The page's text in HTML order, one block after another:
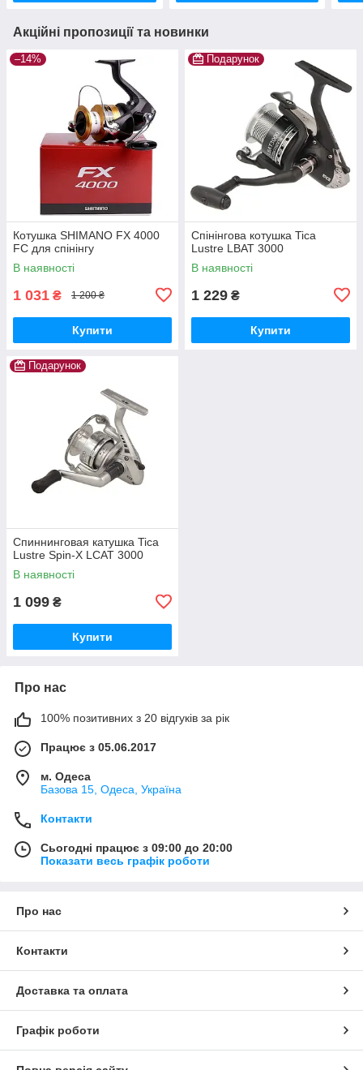
Акційні пропозиції та новинки
–14%
Котушка SHIMANO FX 4000
FC для спінінгу
В наявності
1 031 ₴ 1 200 ₴
Купити
Подарунок
Спінінгова котушка Tica
Lustre LBAT 3000
В наявності
1 229 ₴
Купити
Подарунок
Спиннинговая катушка Tica
Lustre Spin-X LCAT 3000
В наявності
1 099 ₴
Купити
Про нас
100% позитивних з 20 відгуків за рік
Працює з 05.06.2017
м. Одеса
Базова 15, Одеса, Україна
Контакти
Сьогодні працює з 09:00 до 20:00
Показати весь графік роботи
Про нас
Контакти
Доставка та оплата
Графік роботи